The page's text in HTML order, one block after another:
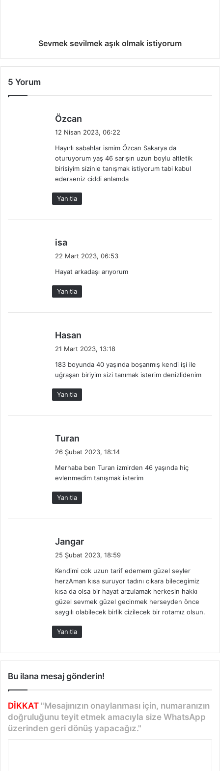
Sevmek sevilmek aşık olmak istiyorum
5 Yorum
Özcan
i
k
i
12 Nisan 2023, 06:22
Hayırlı sabahlar ismim Özcan Sakarya da
oturuyorum yaş 46 sarışın uzun boylu altletik
birisiyim sizinle tanışmak istiyorum tabi kabul
ederseniz ciddi anlamda
Yanıtla
isa
i
k
i
22 Mart 2023, 06:53
Hayat arkadaşı arıyorum
Yanıtla
Hasan
i
k
i
:
21 Mart 2023, 13:18
183 boyunda 40 yaşında boşanmış kendi işi ile
uğraşan biriyim sizi tanımak isterim denizlidenim
Yanıtla
Turan
i
k
i
:
26 Şubat 2023, 18:14
Merhaba ben Turan izmirden 46 yaşında hiç
evlenmedim tanışmak isterim
Yanıtla
Jangar
i
k
i
25 Şubat 2023, 18:59
Kendimi cok uzun tarif edemem güzel seyler
herzAman kısa suruyor tadını cıkara bilecegimiz
kısa da olsa bir hayat arzulamak herkesin hakkı
güzel sevmek güzel gecinmek herseyden önce
saygılı olabilecek birlik cizilecek bir rotamız olsun.
Yanıtla
Bu ilana mesaj gönderin!
DİKKAT "Mesajınızın onaylanması için, numaranızın
doğruluğunu teyit etmek amacıyla size WhatsApp
üzerinden geri dönüş yapacağız."